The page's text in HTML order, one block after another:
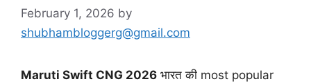
February 1, 2026 by
shubhambloggerg@gmail.com
Maruti Swift CNG 2026 भारत की most popular